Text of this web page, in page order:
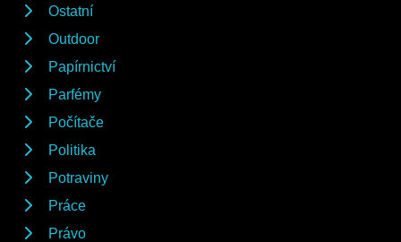
Ostatní
Outdoor
Papírnictví
Parfémy
Počítače
Politika
Potraviny
Práce
Právo